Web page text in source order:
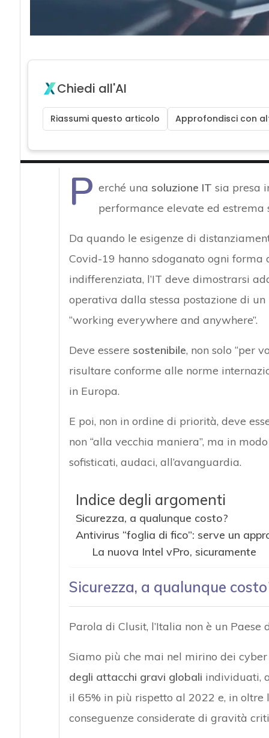
Chiedi all'AI
Riassumi questo articolo Approfondisci con
P erché una soluzione IT sia presa
performance elevate ed estrema
Da quando le esigenze di
Covid-19 hanno sdoganato ogni
indifferenziata, l’IT deve dimostrarsi
operativa dalla stessa postazione di
“working everywhere and anywhere”.
Deve essere sostenibile, non solo “per
risultare conforme alle norme
in Europa.
E poi, non in ordine di priorità, deve
non “alla vecchia maniera”, ma in
sofisticati, audaci, all’avanguardia.
Indice degli argomenti
Sicurezza, a qualunque costo?
Antivirus “foglia di fico”: serve un
La nuova Intel vPro, sicuramente
Sicurezza, a qualunque
Parola di Clusit, l’Italia non è un
Siamo più che mai nel mirino dei
degli attacchi gravi globali individuati,
il 65% in più rispetto al 2022 e, in
conseguenze considerate di gravità